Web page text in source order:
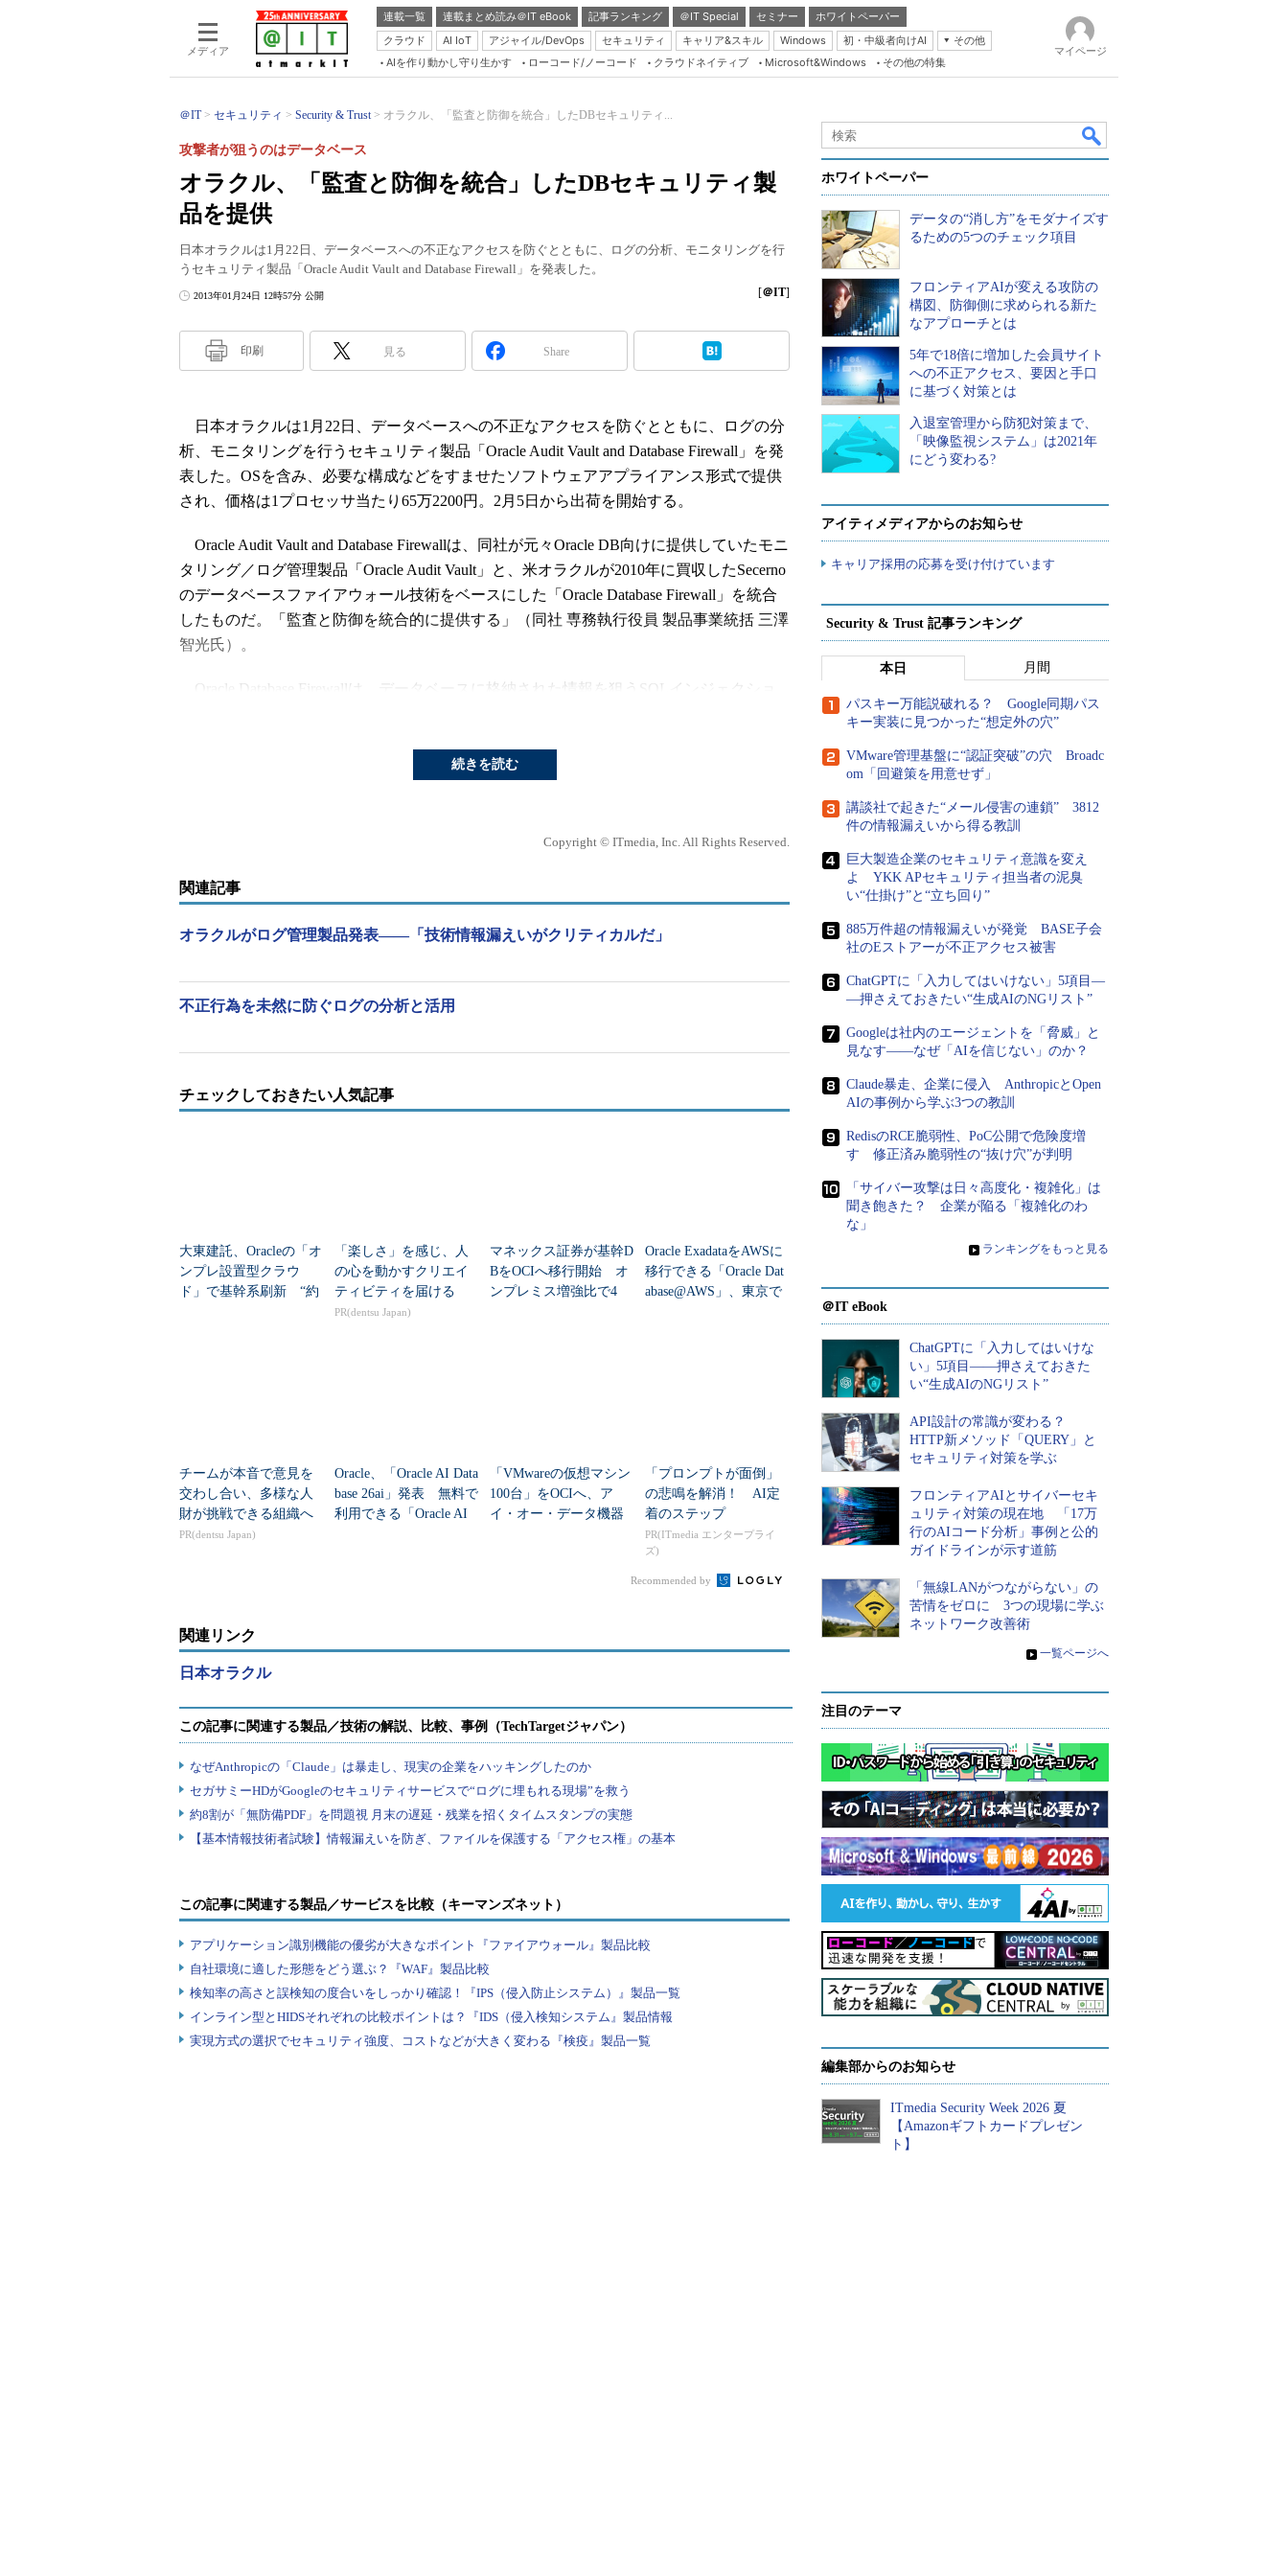
メディア
連載一覧 連載まとめ読み＠IT eBook 記事ランキング ＠IT Special セミナー
ホワイトペーパー
クラウド
AI IoT アジャイル/DevOps セキュリティ キャリア&スキル Windows 初・中級者向けAI
その他
Server & Storage
Java Agile
Database Expert
Linux ＆ OSS
Master of IP Network
AIを作り動かし守り生かす ローコード/ノーコード クラウドネイティブ Microsoft&Windows その他の特集
マイページ
＠IT セキュリティ Security & Trust オラクル、「監査と防御を統合」したDBセキュリティ...
オラクル、「監査と防御を統合」したDBセキュリティ製
品を提供
攻撃者が狙うのはデータベース
日本オラクルは1月22日、データベースへの不正なアクセスを防ぐとともに、ログの分析、モニタリングを行
うセキュリティ製品「Oracle Audit Vault and Database Firewall」を発表した。
2013年01月24日 12時57分 公開 [＠IT]
印刷 見る Share
日本オラクルは1月22日、データベースへの不正なアクセスを防ぐとともに、ログの分
析、モニタリングを行うセキュリティ製品「Oracle Audit Vault and Database Firewall」を発
表した。OSを含み、必要な構成などをすませたソフトウェアアプライアンス形式で提供
され、価格は1プロセッサ当たり65万2200円。2月5日から出荷を開始する。
Oracle Audit Vault and Database Firewallは、同社が元々Oracle DB向けに提供していたモニ
タリング／ログ管理製品「Oracle Audit Vault」と、米オラクルが2010年に買収したSecerno
のデータベースファイアウォール技術をベースにした「Oracle Database Firewall」を統合
したものだ。「監査と防御を統合的に提供する」（同社 専務執行役員 製品事業統括 三澤
智光氏）。
Oracle Database Firewallは、データベースに格納された情報を狙うSQLインジェクショ
ったSQLの文法ルールにのっとった形で認識し、漏れなく攻撃を判断する」（同社 製品
WindowsやOracle SolarisといったOSやActive Directoryなどのディレクトリなど、データベ
ース以外のソースからもログを収集し、一元的に管理できるようにした。なおデータベ
ースのログは、エージェントを通じた収集とネットワークスイッチのミラーポートを介
う。
クルはほかに、暗号化やAdministratorも含めた権限管理、アクセスコントロールといった
続きを読む
Copyright © ITmedia, Inc. All Rights Reserved.
関連記事
オラクルがログ管理製品発表――「技術情報漏えいがクリティカルだ」
不正行為を未然に防ぐログの分析と活用
チェックしておきたい人気記事
大東建託、Oracleの「オ
ンプレ設置型クラウ
ド」で基幹系刷新 “約
「楽しさ」を感じ、人
の心を動かすクリエイ
ティビティを届ける
PR(dentsu Japan)
マネックス証券が基幹D
BをOCIへ移行開始 オ
ンプレミス増強比で4
Oracle ExadataをAWSに
移行できる「Oracle Dat
abase@AWS」、東京で
チームが本音で意見を
交わし合い、多様な人
財が挑戦できる組織へ
PR(dentsu Japan)
Oracle、「Oracle AI Data
base 26ai」発表 無料で
利用できる「Oracle AI
「VMwareの仮想マシン
100台」をOCIへ、ア
イ・オー・データ機器
「プロンプトが面倒」
の悲鳴を解消！ AI定
着のステップ
PR(ITmedia エンタープライ
ズ)
Recommended by
関連リンク
日本オラクル
この記事に関連する製品／サービスを比較（キーマンズネット）
アプリケーション識別機能の優劣が大きなポイント『ファイアウォール』製品比較
自社環境に適した形態をどう選ぶ？『WAF』製品比較
検知率の高さと誤検知の度合いをしっかり確認！『IPS（侵入防止システム）』製品一覧
インライン型とHIDSそれぞれの比較ポイントは？『IDS（侵入検知システム』製品情報
実現方式の選択でセキュリティ強度、コストなどが大きく変わる『検疫』製品一覧
ホワイトペーパー
データの“消し方”をモダナイズす
るための5つのチェック項目
フロンティアAIが変える攻防の
構図、防御側に求められる新た
なアプローチとは
5年で18倍に増加した会員サイト
への不正アクセス、要因と手口
に基づく対策とは
入退室管理から防犯対策まで、
「映像監視システム」は2021年
にどう変わる?
アイティメディアからのお知らせ
キャリア採用の応募を受け付けています
Security & Trust 記事ランキング
本日 月間
パスキー万能説破れる？ Google同期パス
キー実装に見つかった“想定外の穴”
VMware管理基盤に“認証突破”の穴 Broadc
om「回避策を用意せず」
講談社で起きた“メール侵害の連鎖” 3812
件の情報漏えいから得る教訓
巨大製造企業のセキュリティ意識を変え
よ YKK APセキュリティ担当者の泥臭
い“仕掛け”と“立ち回り”
885万件超の情報漏えいが発覚 BASE子会
社のEストアーが不正アクセス被害
ChatGPTに「入力してはいけない」5項目―
―押さえておきたい“生成AIのNGリスト”
Googleは社内のエージェントを「脅威」と
見なす――なぜ「AIを信じない」のか？
Claude暴走、企業に侵入 AnthropicとOpen
AIの事例から学ぶ3つの教訓
RedisのRCE脆弱性、PoC公開で危険度増
す 修正済み脆弱性の“抜け穴”が判明
「サイバー攻撃は日々高度化・複雑化」は
聞き飽きた？ 企業が陥る「複雑化のわ
な」
» ランキングをもっと見る
＠IT eBook
ChatGPTに「入力してはいけな
い」5項目――押さえておきた
い“生成AIのNGリスト”
API設計の常識が変わる？
HTTP新メソッド「QUERY」と
セキュリティ対策を学ぶ
フロンティアAIとサイバーセキ
ュリティ対策の現在地 「17万
行のAIコード分析」事例と公的
ガイドラインが示す道筋
「無線LANがつながらない」の
苦情をゼロに 3つの現場に学ぶ
ネットワーク改善術
» 一覧ページへ
注目のテーマ
編集部からのお知らせ
ITmedia Security Week 2026 夏
【Amazonギフトカードプレゼン
ト】